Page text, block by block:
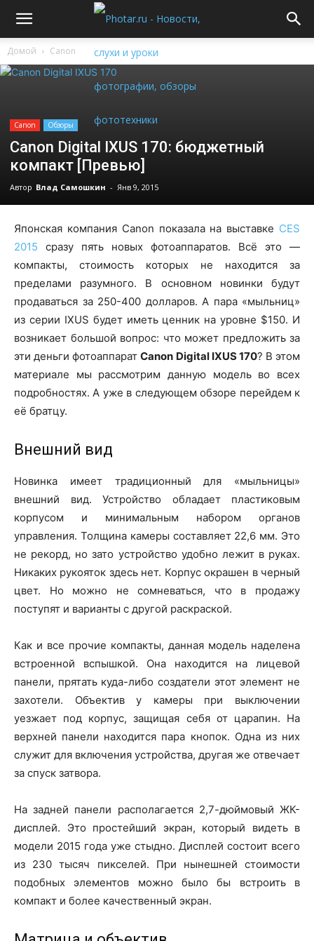
Домой Canon
Canon Обзоры
Canon Digital IXUS 170: бюджетный
компакт [Превью]
Автор Влад Самошкин - Янв 9, 2015
Японская компания Canon показала на выставке CES
2015 сразу пять новых фотоаппаратов. Всё это —
компакты, стоимость которых не находится за
пределами разумного. В основном новинки будут
продаваться за 250-400 долларов. А пара «мыльниц»
из серии IXUS будет иметь ценник на уровне $150. И
возникает большой вопрос: что может предложить за
эти деньги фотоаппаратCanon Digital IXUS 170? В этом
материале мы рассмотрим данную модель во всех
подробностях. А уже в следующем обзоре перейдем к
её братцу.
Внешний вид
Новинка имеет традиционный для «мыльницы»
внешний вид. Устройство обладает пластиковым
корпусом и минимальным набором органов
управления. Толщина камеры составляет 22,6 мм. Это
не рекорд, но зато устройство удобно лежит в руках.
Никаких рукояток здесь нет. Корпус окрашен в черный
цвет. Но можно не сомневаться, что в продажу
поступят и варианты с другой раскраской.
Как и все прочие компакты, данная модель наделена
встроенной вспышкой. Она находится на лицевой
панели, прятать куда-либо создатели этот элемент не
захотели. Объектив у камеры при выключении
уезжает под корпус, защищая себя от царапин. На
верхней панели находится пара кнопок. Одна из них
служит для включения устройства, другая же отвечает
за спуск затвора.
На задней панели располагается 2,7-дюймовый ЖК-
дисплей. Это простейший экран, который видеть в
модели 2015 года уже стыдно. Дисплей состоит всего
из 230 тысяч пикселей. При нынешней стоимости
подобных элементов можно было бы встроить в
компакт и более качественный экран.